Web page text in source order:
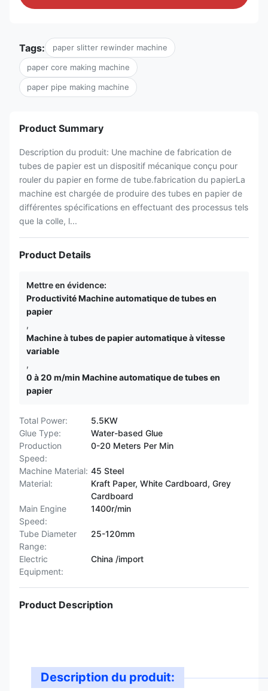
Tags: paper slitter rewinder machine
paper core making machine
paper pipe making machine
Product Summary
Description du produit: Une machine de fabrication de
tubes de papier est un dispositif mécanique conçu pour
rouler du papier en forme de tube.fabrication du papierLa
machine est chargée de produire des tubes en papier de
différentes spécifications en effectuant des processus tels
que la colle, l...
Product Details
Mettre en évidence:
Productivité Machine automatique de tubes en
papier
,
Machine à tubes de papier automatique à vitesse
variable
,
0 à 20 m/min Machine automatique de tubes en
papier
Total Power:
5.5KW
Glue Type:
Water-based Glue
Production
Speed:
0-20 Meters Per Min
Machine Material: 45 Steel
Material:
Kraft Paper, White Cardboard, Grey
Cardboard
Main Engine
Speed:
1400r/min
Tube Diameter
Range:
25-120mm
Electric
Equipment:
China /import
Product Description
Description du produit: